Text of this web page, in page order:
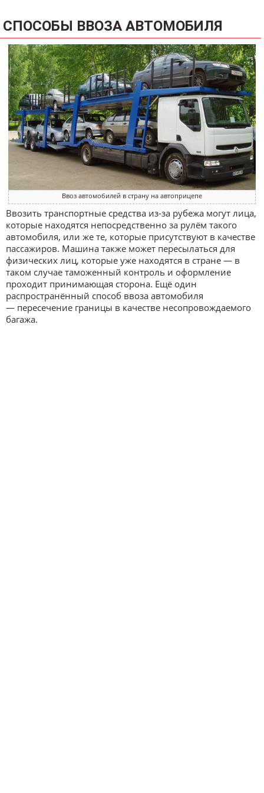
СПОСОБЫ ВВОЗА АВТОМОБИЛЯ
Ввоз автомобилей в страну на автоприцепе
Ввозить транспортные средства из-за рубежа могут лица,
которые находятся непосредственно за рулём такого
автомобиля, или же те, которые присутствуют в качестве
пассажиров. Машина также может пересылаться для
физических лиц, которые уже находятся в стране — в
таком случае таможенный контроль и оформление
проходит принимающая сторона. Ещё один
распространённый способ ввоза автомобиля
— пересечение границы в качестве несопровождаемого
багажа.